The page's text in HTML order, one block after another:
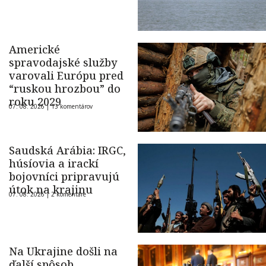
Americké
spravodajské služby
varovali Európu pred
“ruskou hrozbou” do
roku 2029
07. 08. 2026 |13 komentárov
Saudská Arábia: IRGC,
húsíovia a irackí
bojovníci pripravujú
útok na krajinu
07. 08. 2026 |2 komentáre
Na Ukrajine došli na